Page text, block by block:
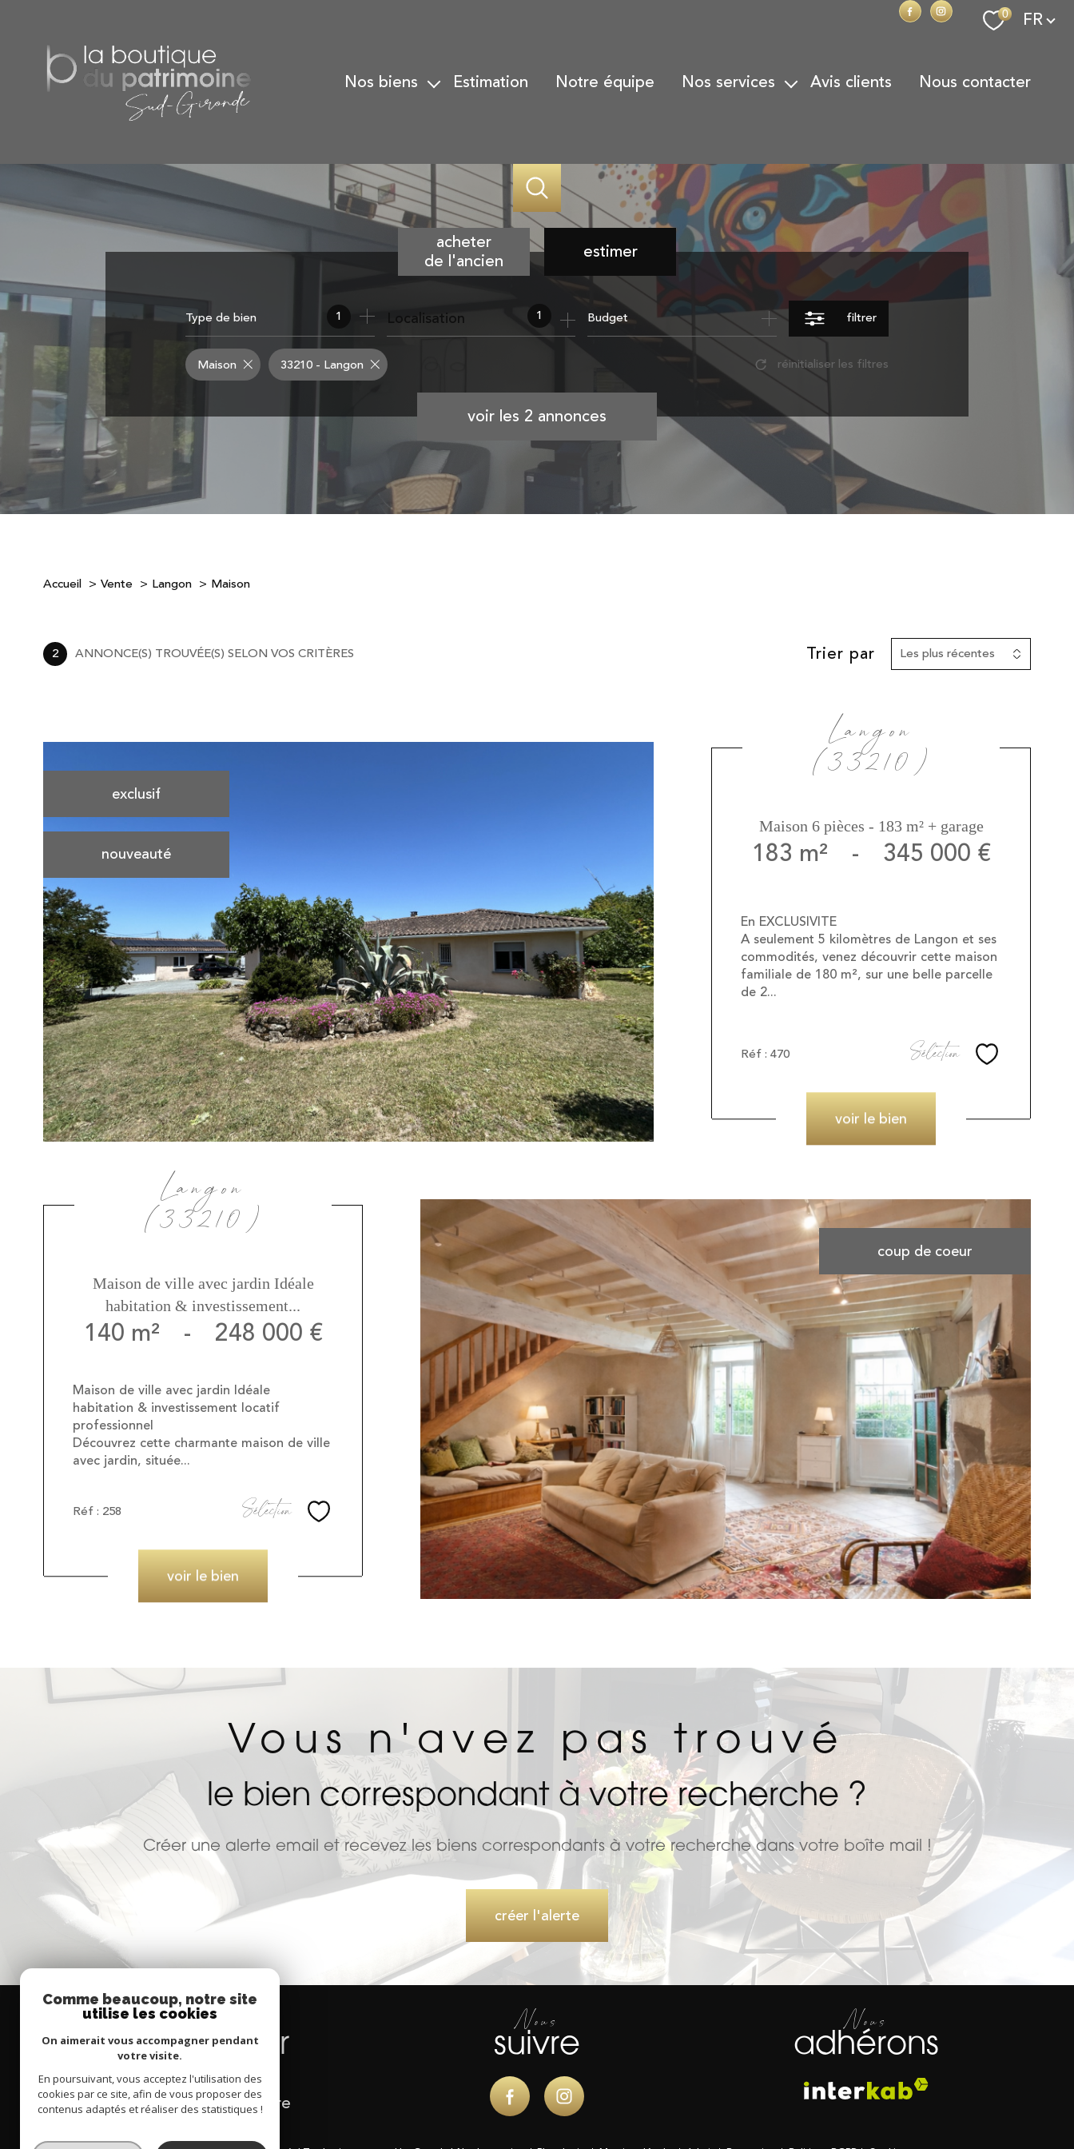
0 Langue
FR
nos biens
Alerte email
estimation notre équipe nos services
Transaction
Nos honoraires
avis clients nous contacter
acheter
de l'ancien estimer
Type de bien 1 1
Localisation Budget filtrer
voir les 2 annonces
Maison 33210 - Langon réinitialiser les filtres
Accueil Vente Langon Maison
2 ANNONCE(S) TROUVÉE(S) SELON VOS CRITÈRES Trier par Les plus récentes
exclusif
nouveauté
Langon
(33210)
Maison 6 pièces - 183 m² + garage
183 m² - 345 000 €
En EXCLUSIVITE
A seulement 5 kilomètres de Langon et ses
commodités, venez découvrir cette maison
familiale de 180 m², sur une belle parcelle
de 2...
Réf : 470 Sélection Sélectionner
voir le bien
coup de coeur
Langon
(33210)
Maison de ville avec jardin Idéale
habitation & investissement...
140 m² - 248 000 €
Maison de ville avec jardin Idéale
habitation & investissement locatif
professionnel
Découvrez cette charmante maison de ville
avec jardin, située...
Réf : 258 Sélection Sélectionner
voir le bien
Vous n'avez pas trouvé
le bien correspondant à votre recherche ?
Créer une alerte email et recevez les biens correspondants à votre recherche dans votre boîte mail !
créer l'alerte
Se
connecter
espace propriétaire
Nous
suivre
Nous
adhérons
Comme beaucoup, notre site
utilise les cookies
On aimerait vous accompagner pendant
votre visite.
En poursuivant, vous acceptez l'utilisation des
cookies par ce site, afin de vous proposer des
contenus adaptés et réaliser des statistiques !